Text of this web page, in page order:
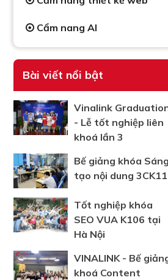
Cẩm nang AI
Bài viết nổi bật
Vinalink
- Lễ tốt nghiệp liên
khoá lần 3
Bế giảng khóa Sáng
tạo nội dung 3CK11
Tốt nghiệp khóa
SEO VUA K106 tại
Hà Nội
VINALINK - Bế
khoá Content